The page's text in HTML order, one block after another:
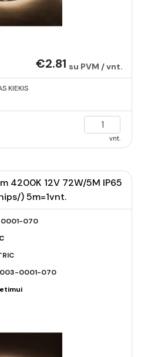
€2.81 su PVM / vnt.
KIEKIS
vnt.
4200K 12V 72W/5M IP65
) 5m=1vnt.
070
003-0001-070